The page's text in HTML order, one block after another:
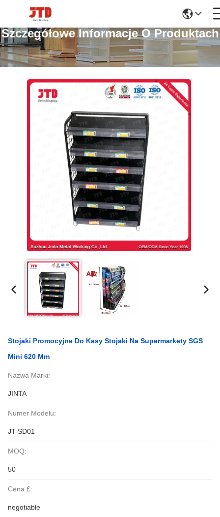
Szczegółowe Informacje O Produktach
Stojaki Promocyjne Do Kasy Stojaki Na Supermarkety SGS
Mini 620 Mm
Nazwa Marki:
JINTA
Numer Modelu:
JT-SD01
MOQ:
50
Cena £:
negotiable